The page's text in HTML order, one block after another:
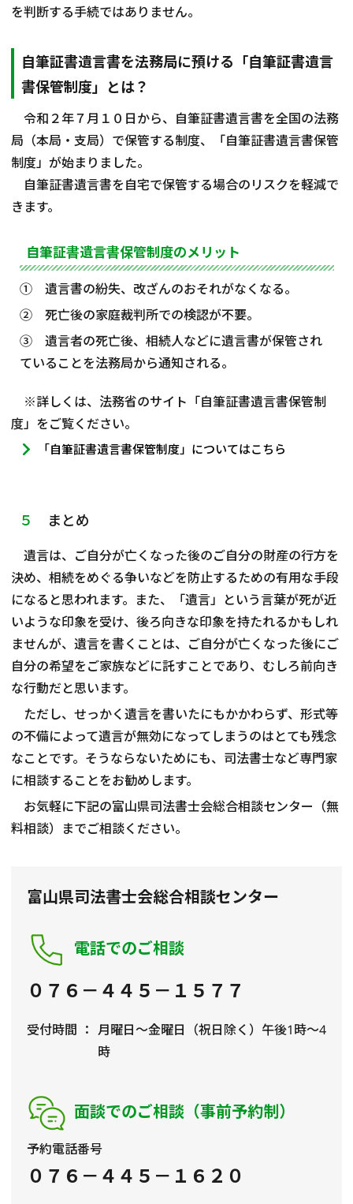
を判断する手続ではありません。
自筆証書遺言書を法務局に預ける「自筆証書遺言
書保管制度」とは？
令和２年７月１０日から、自筆証書遺言書を全国の法務
局（本局・支局）で保管する制度、「自筆証書遺言書保管
制度」が始まりました。
自筆証書遺言書を自宅で保管する場合のリスクを軽減で
きます。
自筆証書遺言書保管制度のメリット
① 遺言書の紛失、改ざんのおそれがなくなる。
② 死亡後の家庭裁判所での検認が不要。
③ 遺言者の死亡後、相続人などに遺言書が保管され
ていることを法務局から通知される。
※詳しくは、法務省のサイト「自筆証書遺言書保管制
度」をご覧ください。
「自筆証書遺言書保管制度」についてはこちら
５ まとめ
遺言は、ご自分が亡くなった後のご自分の財産の行方を
決め、相続をめぐる争いなどを防止するための有用な手段
になると思われます。また、「遺言」という言葉が死が近
いような印象を受け、後ろ向きな印象を持たれるかもしれ
ませんが、遺言を書くことは、ご自分が亡くなった後にご
自分の希望をご家族などに託すことであり、むしろ前向き
な行動だと思います。
ただし、せっかく遺言を書いたにもかかわらず、形式等
の不備によって遺言が無効になってしまうのはとても残念
なことです。そうならないためにも、司法書士など専門家
に相談することをお勧めします。
お気軽に下記の富山県司法書士会総合相談センター（無
料相談）までご相談ください。
富山県司法書士会総合相談センター
電話でのご相談
０７６－４４５－１５７７
受付時間
月曜日～金曜日（祝日除く）午後1時～4
時
面談でのご相談（事前予約制）
予約電話番号
０７６－４４５－１６２０